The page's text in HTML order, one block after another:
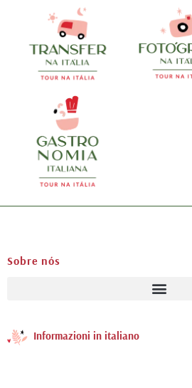
Sobre nós
Informazioni in italiano